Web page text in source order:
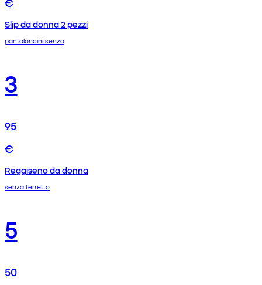
Slip da donna 2 pezzi
pantaloncini senza
3
95
€
Reggiseno da donna
senza ferretto
5
50